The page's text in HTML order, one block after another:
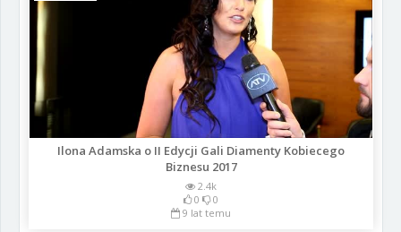
Ilona Adamska o II Edycji Gali Diamenty Kobiecego
Biznesu 2017
2.4k
0
0
9 lat temu